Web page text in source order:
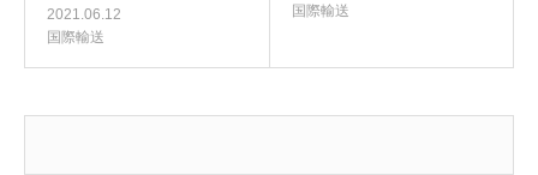
2021.06.12
国際輸送
国際輸送